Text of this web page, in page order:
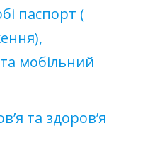
паспорт (
мобільний
та здоров’я